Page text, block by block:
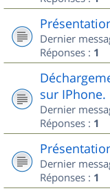
Dernier
Réponses : 1
sur IPhone.
Dernier
Réponses : 1
Dernier
Réponses : 1